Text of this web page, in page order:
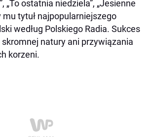
„To ostatnia niedziela”, „Jesienne
mu tytuł najpopularniejszego
według Polskiego Radia. Sukces
skromnej natury ani przywiązania
korzeni.